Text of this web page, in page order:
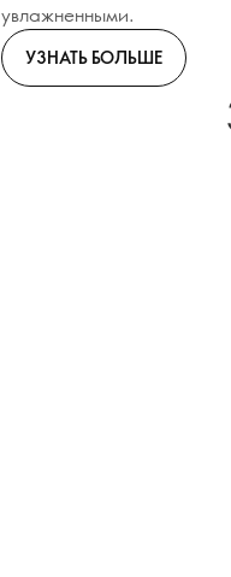
увлажненными.
УЗНАТЬ БОЛЬШЕ